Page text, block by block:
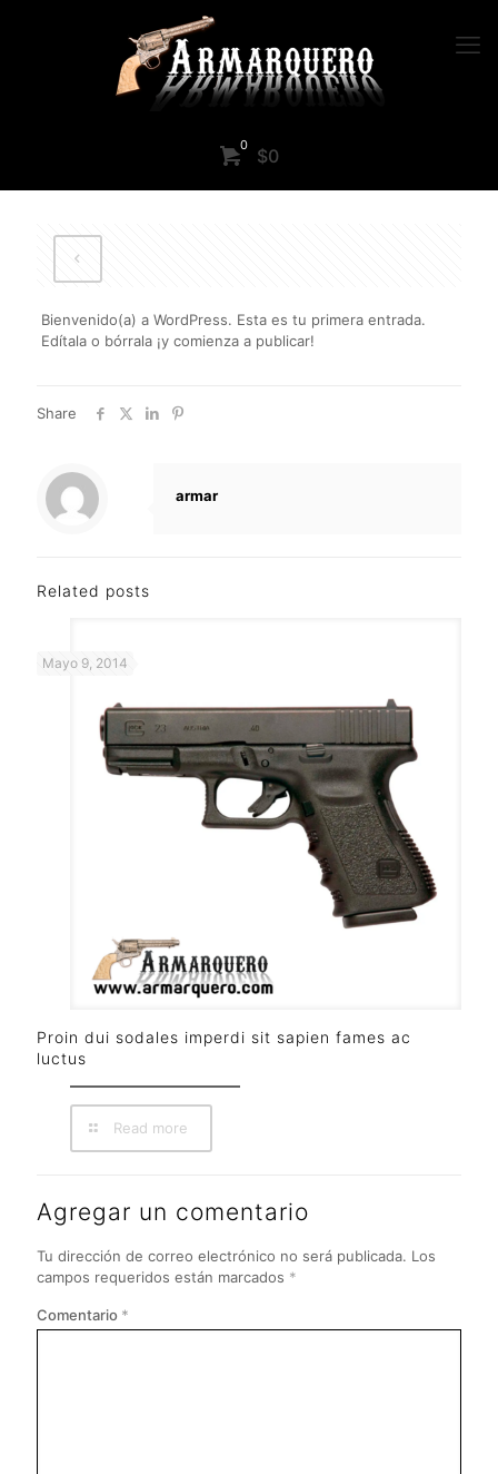
0 $0
Bienvenido(a) a WordPress. Esta es tu primera entrada.
Edítala o bórrala ¡y comienza a publicar!
Share
armar
Related posts
Mayo 9, 2014
Proin dui sodales imperdi sit sapien fames ac
luctus
Read more
Agregar un comentario
Tu dirección de correo electrónico no será publicada. Los
campos requeridos están marcados *
Comentario *